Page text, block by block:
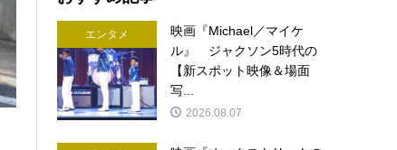
エンタメ
映画『Michael／マイケ
ル』 ジャクソン5時代の
【新スポット映像＆場面
写...
2026.08.07